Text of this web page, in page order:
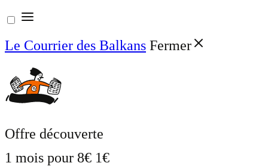
Aller
au
contenu
Le Courrier des Balkans Fermer
Offre découverte
1 mois pour 8€ 1€